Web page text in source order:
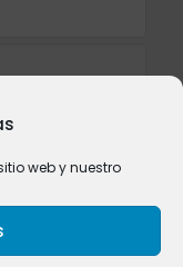
web y nuestro